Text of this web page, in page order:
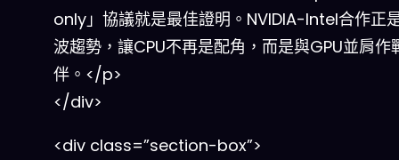
only」協議就是最佳證明。NVIDIA-Intel合作正
波趨勢，讓CPU不再是配角，而是與GPU並肩作
伴。</p>
</div>
<div class=”section-box”>